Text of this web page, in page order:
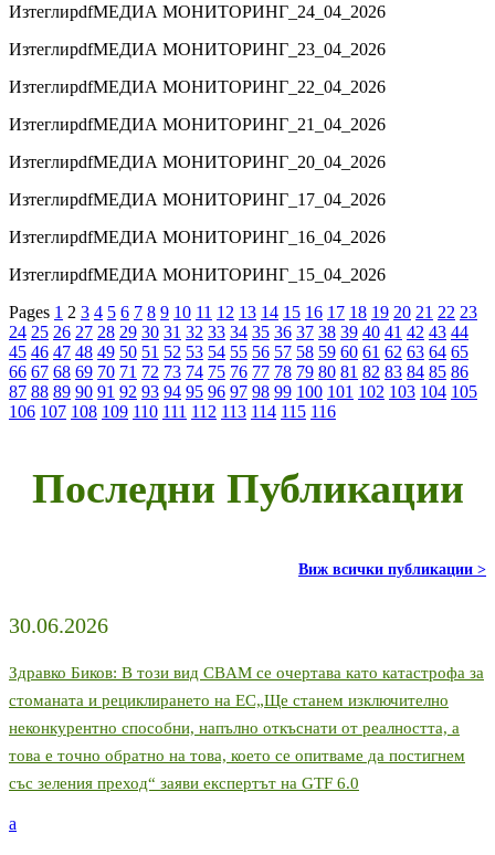
ИзтеглиpdfМЕДИА МОНИТОРИНГ_24_04_2026
ИзтеглиpdfМЕДИА МОНИТОРИНГ_23_04_2026
ИзтеглиpdfМЕДИА МОНИТОРИНГ_22_04_2026
ИзтеглиpdfМЕДИА МОНИТОРИНГ_21_04_2026
ИзтеглиpdfМЕДИА МОНИТОРИНГ_20_04_2026
ИзтеглиpdfМЕДИА МОНИТОРИНГ_17_04_2026
ИзтеглиpdfМЕДИА МОНИТОРИНГ_16_04_2026
ИзтеглиpdfМЕДИА МОНИТОРИНГ_15_04_2026
Pages 1 2 3 4 5 6 7 8 9 10 11 12 13 14 15 16 17 18 19 20 21 22 23
24 25 26 27 28 29 30 31 32 33 34 35 36 37 38 39 40 41 42 43 44
45 46 47 48 49 50 51 52 53 54 55 56 57 58 59 60 61 62 63 64 65
66 67 68 69 70 71 72 73 74 75 76 77 78 79 80 81 82 83 84 85 86
87 88 89 90 91 92 93 94 95 96 97 98 99 100 101 102 103 104 105
106 107 108 109 110 111 112 113 114 115 116
Последни Публикации
Виж всички публикации >
30.06.2026
Здравко Биков: В този вид CBAM се очертава като катастрофа за
стоманата и рециклирането на ЕС„Ще станем изключително
неконкурентно способни, напълно откъснати от реалността, а
това е точно обратно на това, което се опитваме да постигнем
със зеления преход“ заяви експертът на GTF 6.0
a